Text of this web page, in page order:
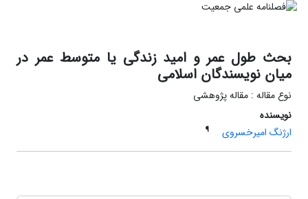
بحث طول عمر و امید زندگی یا متوسط عمر در
میان نویسندگان اسلامی
نوع مقاله : مقاله پژوهشی
نویسنده
ارژنگ امیرخسروی
¶